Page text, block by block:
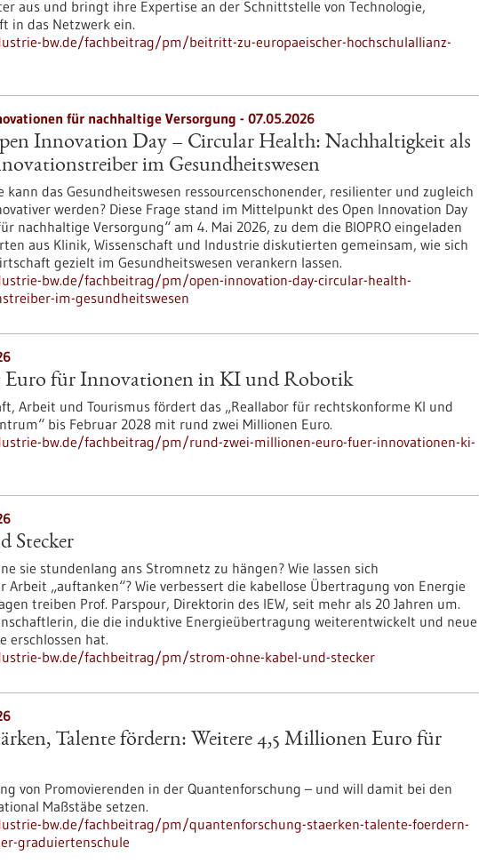
aus und bringt ihre Expertise an der Schnittstelle von Technologie,
in das Netzwerk ein.
bw.de/fachbeitrag/pm/beitritt-zu-europaeischer-hochschulallianz-
für nachhaltige Versorgung - 07.05.2026
Innovation Day – Circular Health: Nachhaltigkeit als
im Gesundheitswesen
kann das Gesundheitswesen ressourcenschonender, resilienter und zugleich
werden? Diese Frage stand im Mittelpunkt des Open Innovation Day
nachhaltige Versorgung“ am 4. Mai 2026, zu dem die BIOPRO eingeladen
aus Klinik, Wissenschaft und Industrie diskutierten gemeinsam, wie sich
gezielt im Gesundheitswesen verankern lassen.
bw.de/fachbeitrag/pm/open-innovation-day-circular-health-
im-gesundheitswesen
für Innovationen in KI und Robotik
Arbeit und Tourismus fördert das „Reallabor für rechtskonforme KI und
bis Februar 2028 mit rund zwei Millionen Euro.
bw.de/fachbeitrag/pm/rund-zwei-millionen-euro-fuer-innovationen-ki-
Stecker
sie stundenlang ans Stromnetz zu hängen? Wie lassen sich
„auftanken“? Wie verbessert die kabellose Übertragung von Energie
treiben Prof. Parspour, Direktorin des IEW, seit mehr als 20 Jahren um.
die die induktive Energieübertragung weiterentwickelt und neue
erschlossen hat.
bw.de/fachbeitrag/pm/strom-ohne-kabel-und-stecker
Talente fördern: Weitere 4,5 Millionen Euro für
von Promovierenden in der Quantenforschung – und will damit bei den
Maßstäbe setzen.
bw.de/fachbeitrag/pm/quantenforschung-staerken-talente-foerdern-
graduiertenschule